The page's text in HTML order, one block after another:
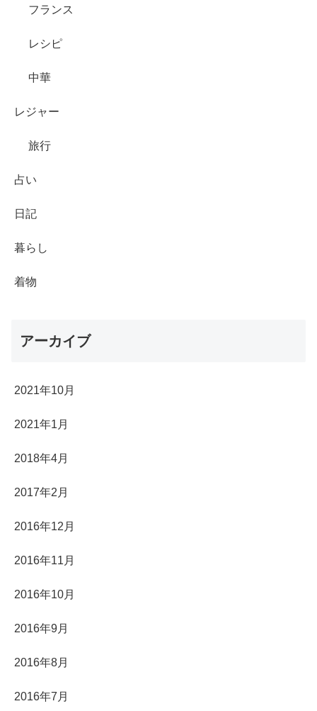
フランス
レシピ
中華
レジャー
旅行
占い
日記
暮らし
着物
アーカイブ
2021年10月
2021年1月
2018年4月
2017年2月
2016年12月
2016年11月
2016年10月
2016年9月
2016年8月
2016年7月